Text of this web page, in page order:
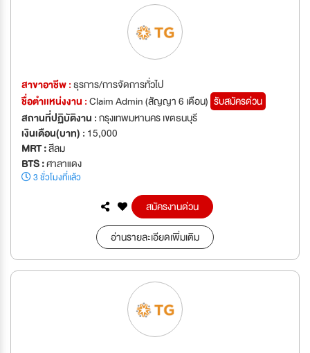
สาขาอาชีพ :ธุรการ/การจัดการทั่วไป
ชื่อตำเเหน่งงาน :Claim Admin (สัญญา 6 เดือน) รับสมัครด่วน
สถานที่ปฏิบัติงาน :กรุงเทพมหานคร เขตธนบุรี
เงินเดือน(บาท) : 15,000
MRT :สีลม
BTS :ศาลาแดง
3 ชั่วโมงที่แล้ว
สมัครงานด่วน
อ่านรายละเอียดเพิ่มเติม